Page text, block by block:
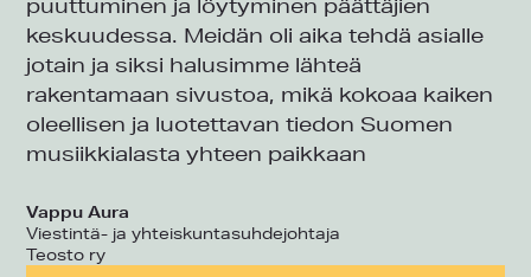
keskuudessa. Meidän oli aika tehdä asialle
jotain ja siksi halusimme lähteä
rakentamaan sivustoa, mikä kokoaa kaiken
oleellisen ja luotettavan tiedon Suomen
musiikkialasta yhteen paikkaan
Vappu Aura
Viestintä- ja yhteiskuntasuhdejohtaja
Teosto ry